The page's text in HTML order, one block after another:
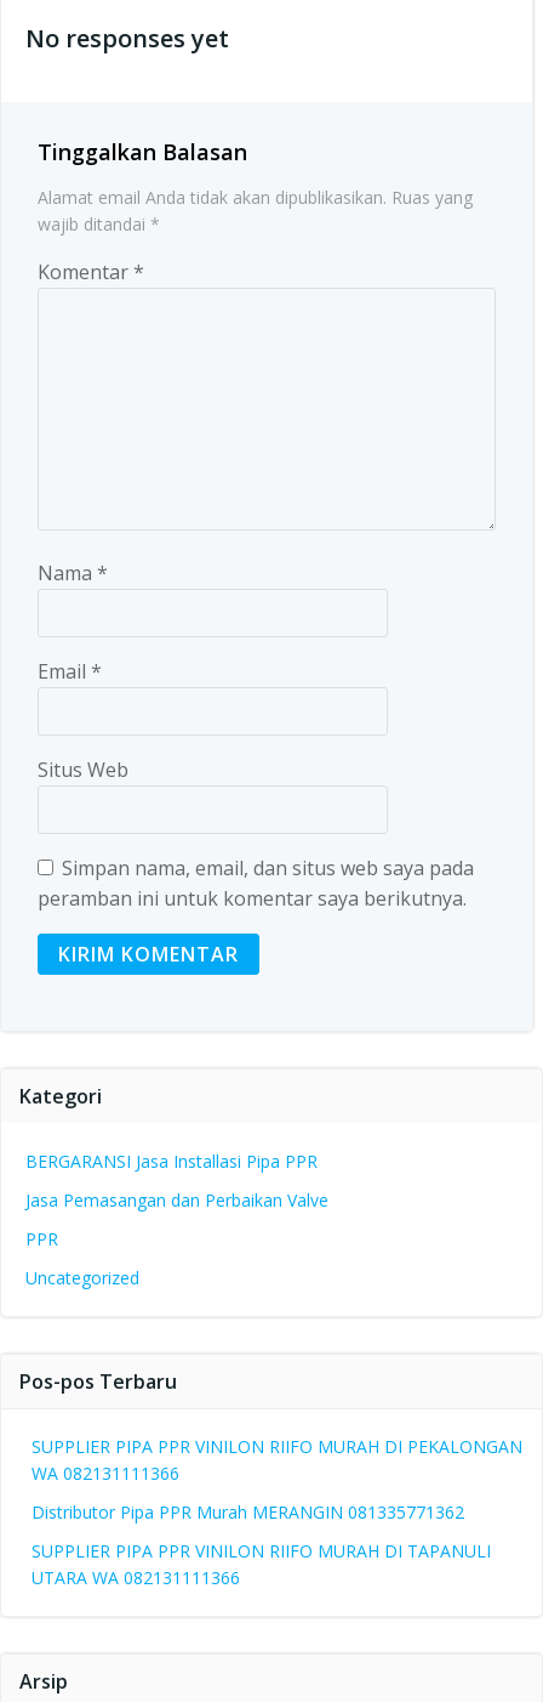
No responses yet
Tinggalkan Balasan
Alamat email Anda tidak akan dipublikasikan. Ruas yang
wajib ditandai *
Komentar*
Nama *
Email *
Situs Web
Simpan nama, email, dan situs web saya pada
peramban ini untuk komentar saya berikutnya.
Kategori
BERGARANSI Jasa Installasi Pipa PPR
Jasa Pemasangan dan Perbaikan Valve
PPR
Uncategorized
Pos-pos Terbaru
SUPPLIER PIPA PPR VINILON RIIFO MURAH DI PEKALONGAN
WA 082131111366
Distributor Pipa PPR Murah MERANGIN 081335771362
SUPPLIER PIPA PPR VINILON RIIFO MURAH DI TAPANULI
UTARA WA 082131111366
Arsip